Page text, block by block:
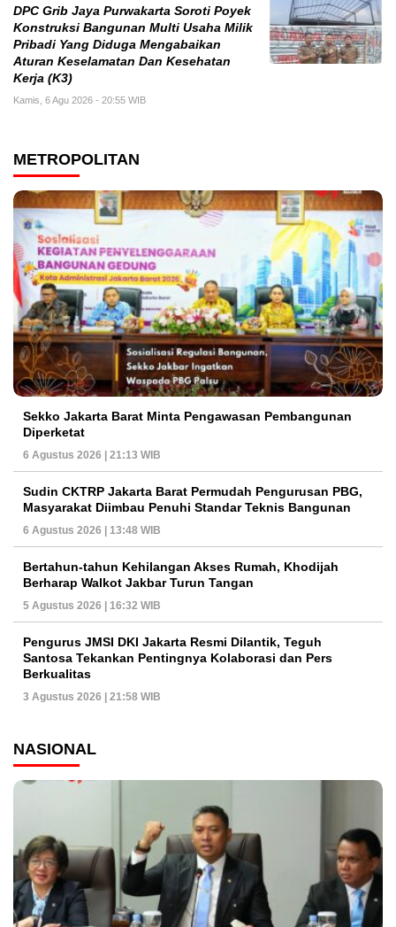
DPC Grib Jaya Purwakarta Soroti Poyek
Konstruksi Bangunan Multi Usaha Milik
Pribadi Yang Diduga Mengabaikan
Aturan Keselamatan Dan Kesehatan
Kerja (K3)
Kamis, 6 Agu 2026 - 20:55 WIB
METROPOLITAN
Sekko Jakarta Barat Minta Pengawasan Pembangunan
Diperketat
6 Agustus 2026 | 21:13 WIB
Sudin CKTRP Jakarta Barat Permudah Pengurusan PBG,
Masyarakat Diimbau Penuhi Standar Teknis Bangunan
6 Agustus 2026 | 13:48 WIB
Bertahun-tahun Kehilangan Akses Rumah, Khodijah
Berharap Walkot Jakbar Turun Tangan
5 Agustus 2026 | 16:32 WIB
Pengurus JMSI DKI Jakarta Resmi Dilantik, Teguh
Santosa Tekankan Pentingnya Kolaborasi dan Pers
Berkualitas
3 Agustus 2026 | 21:58 WIB
NASIONAL